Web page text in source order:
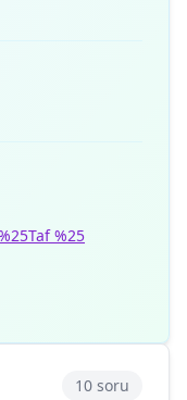
Taf %25
10 soru